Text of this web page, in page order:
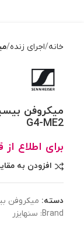
خانه اجرای زنده
G4-ME2
برای اطلاع
افزودن به
دسته: میکروفن
Brand: سنهایزر